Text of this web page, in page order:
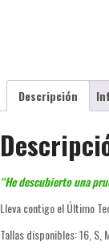
Descripción
“He descubierto una
Lleva contigo el Último
Tallas disponibles: 16, S,